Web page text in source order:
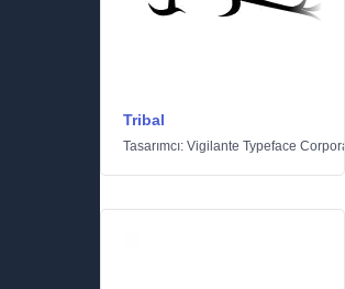
Tribal
Tasarımcı: Vigilante Typeface